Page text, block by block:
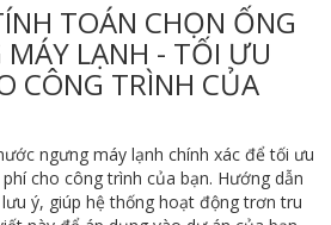
TOÁN CHỌN ỐNG
LẠNH - TỐI ƯU
CÔNG TRÌNH CỦA
ngưng máy lạnh chính xác để tối ưu
cho công trình của bạn. Hướng dẫn
ý, giúp hệ thống hoạt động trơn tru